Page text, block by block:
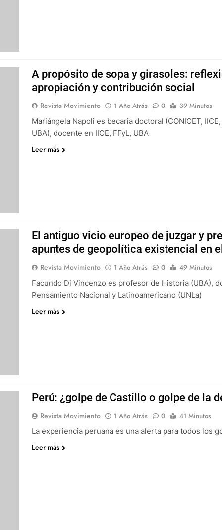
A propósito de sopa y girasoles:
apropiación y contribución social
Revista Movimiento 1 Año Atrás 0
39 Minutos
Mariángela Napoli es becaria doctoral (CONICET,
UBA), docente en IICE, FFyL, UBA
Leer más
El antiguo vicio europeo de juzgar y
apuntes de geopolítica existencial en
Revista Movimiento 1 Año Atrás 0
49 Minutos
Facundo Di Vincenzo es profesor de Historia (UBA),
Pensamiento Nacional y Latinoamericano (UNLa)
Leer más
Perú: ¿golpe de Castillo o golpe de la
Revista Movimiento 1 Año Atrás 0
41 Minutos
La experiencia peruana es una alerta para todos los
Leer más